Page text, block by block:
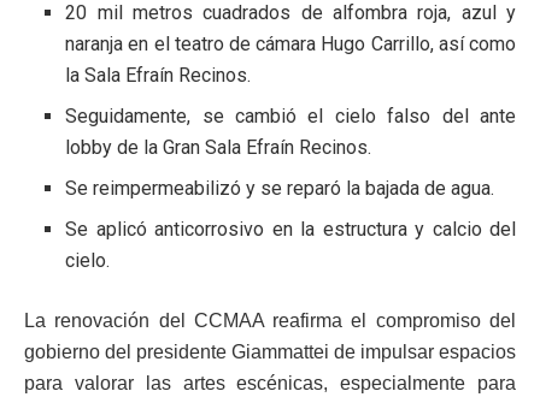
20 mil metros cuadrados de alfombra roja, azul y
naranja en el teatro de cámara Hugo Carrillo, así como
la Sala Efraín Recinos.
Seguidamente, se cambió el cielo falso del ante
lobby de la Gran Sala Efraín Recinos.
Se reimpermeabilizó y se reparó la bajada de agua.
Se aplicó anticorrosivo en la estructura y calcio del
cielo.
La renovación del CCMAA reafirma el compromiso del
gobierno del presidente Giammattei de impulsar espacios
para valorar las artes escénicas, especialmente para